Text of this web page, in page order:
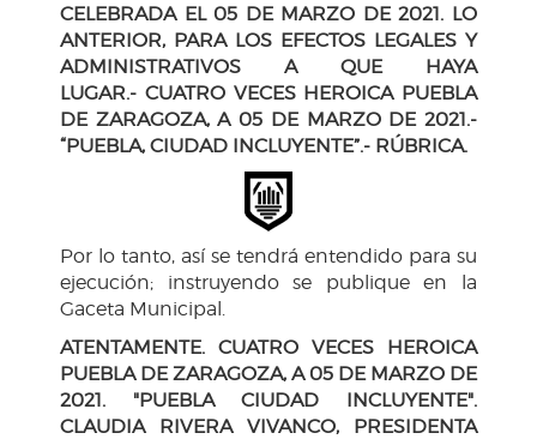
CELEBRADA EL 05 DE MARZO DE 2021. LO
ANTERIOR, PARA LOS EFECTOS LEGALES Y
ADMINISTRATIVOS A QUE HAYA
LUGAR.- CUATRO VECES HEROICA PUEBLA
DE ZARAGOZA, A 05 DE MARZO DE 2021.-
“PUEBLA, CIUDAD INCLUYENTE”.- RÚBRICA.
Por lo tanto, así se tendrá entendido para su
ejecución; instruyendo se publique en la
Gaceta Municipal.
ATENTAMENTE. CUATRO VECES HEROICA
PUEBLA DE ZARAGOZA, A 05 DE MARZO DE
2021. "PUEBLA CIUDAD INCLUYENTE".
CLAUDIA RIVERA VIVANCO, PRESIDENTA